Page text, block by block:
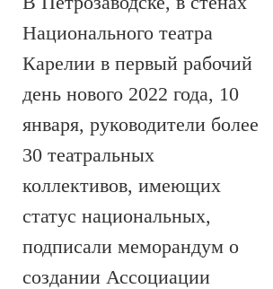
Национального театра
Карелии в первый рабочий
день нового 2022 года, 10
января, руководители более
30 театральных
коллективов, имеющих
статус национальных,
подписали меморандум о
создании Ассоциации